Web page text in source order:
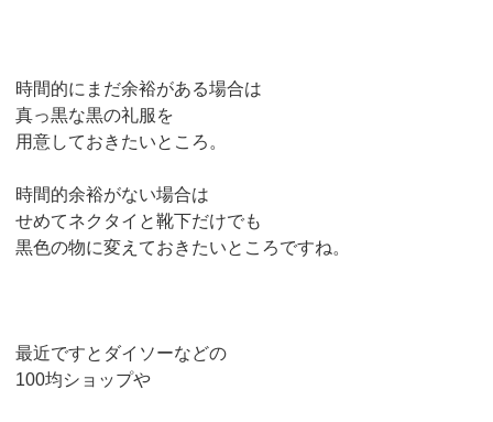
時間的にまだ余裕がある場合は
真っ黒な黒の礼服を
用意しておきたいところ。
時間的余裕がない場合は
せめてネクタイと靴下だけでも
黒色の物に変えておきたいところですね。
最近ですとダイソーなどの
100均ショップや